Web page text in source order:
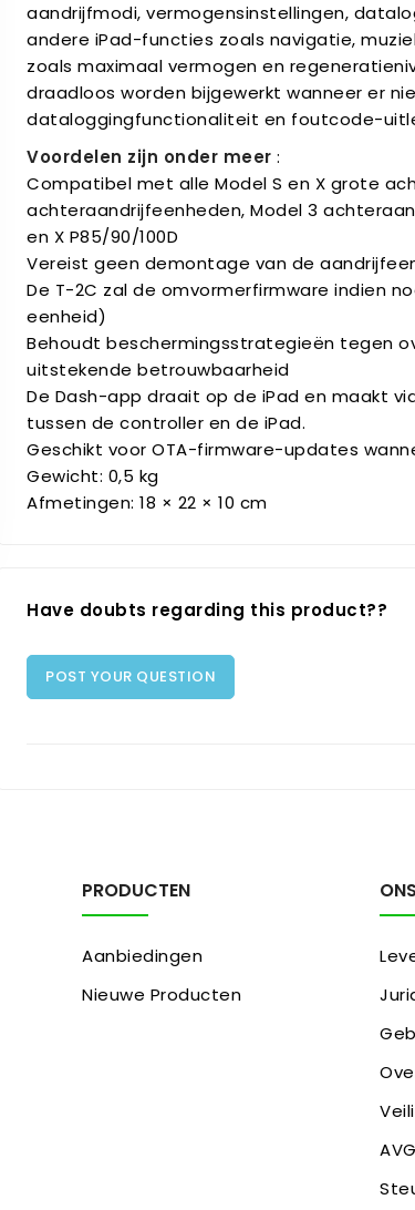
aandrijfmodi, vermogensinstellingen,
andere iPad-functies zoals navigatie,
zoals maximaal vermogen en
draadloos worden bijgewerkt wanneer er
dataloggingfunctionaliteit en foutcode-
Voordelen zijn onder meer :
Compatibel met alle Model S en X grote
achteraandrijfeenheden, Model 3
en X P85/90/100D
Vereist geen demontage van de
De T-2C zal de omvormerfirmware indien
eenheid)
Behoudt beschermingsstrategieën tegen
uitstekende betrouwbaarheid
De Dash-app draait op de iPad en maakt
tussen de controller en de iPad.
Geschikt voor OTA-firmware-updates
Gewicht: 0,5 kg
Afmetingen: 18 × 22 × 10 cm
Have doubts regarding this product??
POST YOUR QUESTION
PRODUCTEN
Aanbiedingen
Nieuwe Producten
AVG